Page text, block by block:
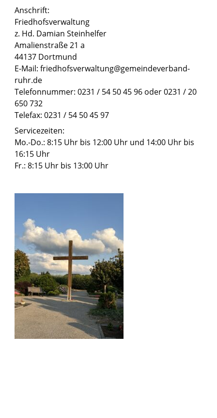
Anschrift:
Friedhofsverwaltung
z. Hd. Damian Steinhelfer
Amalienstraße 21 a
44137 Dortmund
E-Mail: friedhofsverwaltung@gemeindeverband-
ruhr.de
Telefonnummer: 0231 / 54 50 45 96 oder 0231 / 20
650 732
Telefax: 0231 / 54 50 45 97
Servicezeiten:
Mo.-Do.: 8:15 Uhr bis 12:00 Uhr und 14:00 Uhr bis
16:15 Uhr
Fr.: 8:15 Uhr bis 13:00 Uhr